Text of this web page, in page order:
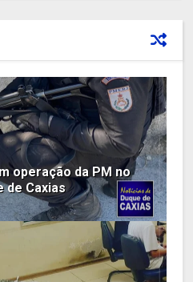
operação da PM no
de Caxias